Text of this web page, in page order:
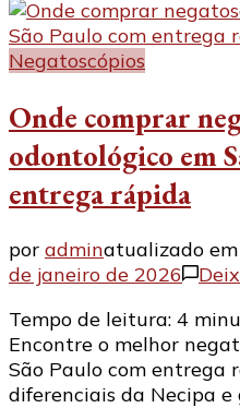
Negatoscópios
Onde comprar
odontológico em
entrega rápida
por adminatualizado em
de janeiro de 2026
Tempo de leitura: 4
Encontre o melhor
São Paulo com entrega
diferenciais da Necipa